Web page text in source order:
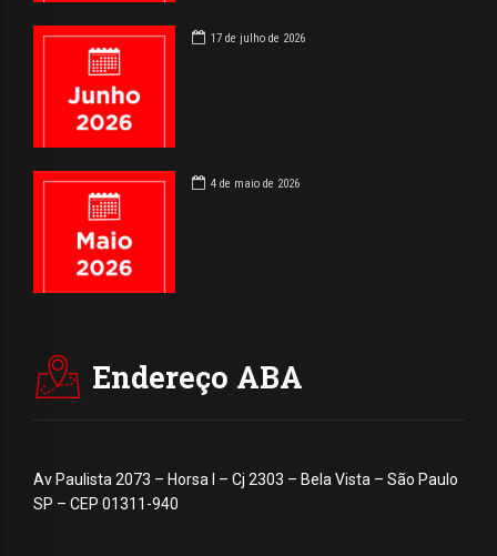
17 de julho de 2026
4 de maio de 2026
Endereço ABA
Av Paulista 2073 – Horsa I – Cj 2303 – Bela Vista – São Paulo
SP – CEP 01311-940